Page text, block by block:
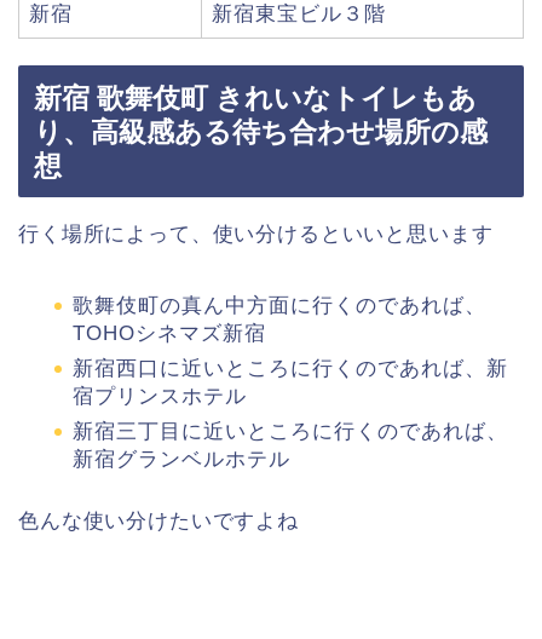
新宿
新宿東宝ビル３階
新宿 歌舞伎町 きれいなトイレもあ
り、高級感ある待ち合わせ場所の感
想
行く場所によって、使い分けるといいと思います
歌舞伎町の真ん中方面に行くのであれば、
TOHOシネマズ新宿
新宿西口に近いところに行くのであれば、新
宿プリンスホテル
新宿三丁目に近いところに行くのであれば、
新宿グランベルホテル
色んな使い分けたいですよね